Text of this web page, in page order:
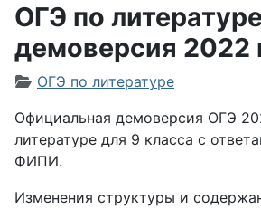
ОГЭ по
демоверсия 2022
Информация о материале
ОГЭ по литературе
Официальная демоверсия ОГЭ
литературе для 9 класса с
ФИПИ.
Изменения структуры и